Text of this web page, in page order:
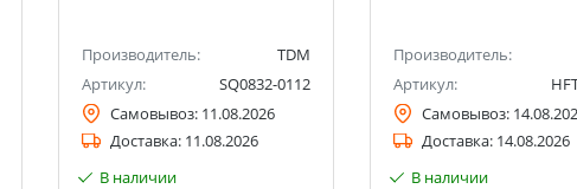
Производитель:
TDM
Артикул:
SQ0832-0112
Самовывоз: 11.08.2026
Доставка: 11.08.2026
В наличии
Производитель:
Артикул:
Самовывоз:
Доставка: 14.08.2026
В наличии